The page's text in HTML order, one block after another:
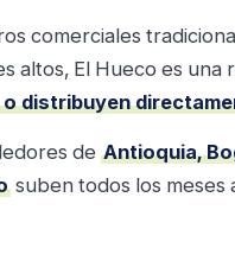
comerciales
altos, El Hueco es una
distribuyen
deAntioquia,
suben todos los meses